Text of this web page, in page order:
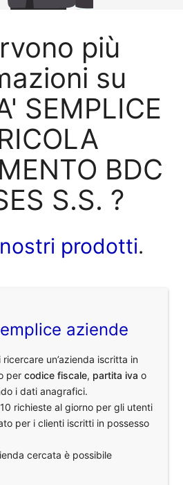
più
su
SEMPLICE
BDC
S.S. ?
prodotti.
aziende
un’azienda iscritta in
percodice fiscale, partita iva o
i dati anagrafici.
richieste al giorno per gli utenti
per i clienti iscritti in possesso
cercata è possibile